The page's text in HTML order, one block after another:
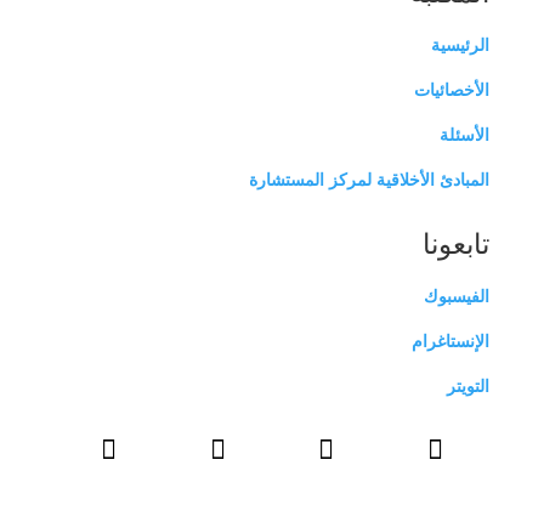
الرئيسية
الأخصائيات
الأسئلة
المبادئ الأخلاقية لمركز المستشارة
تابعونا
الفيسبوك
الإنستاغرام
التويتر
   